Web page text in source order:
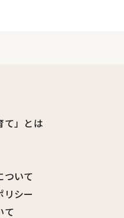
て」とは
ついて
リシー
て